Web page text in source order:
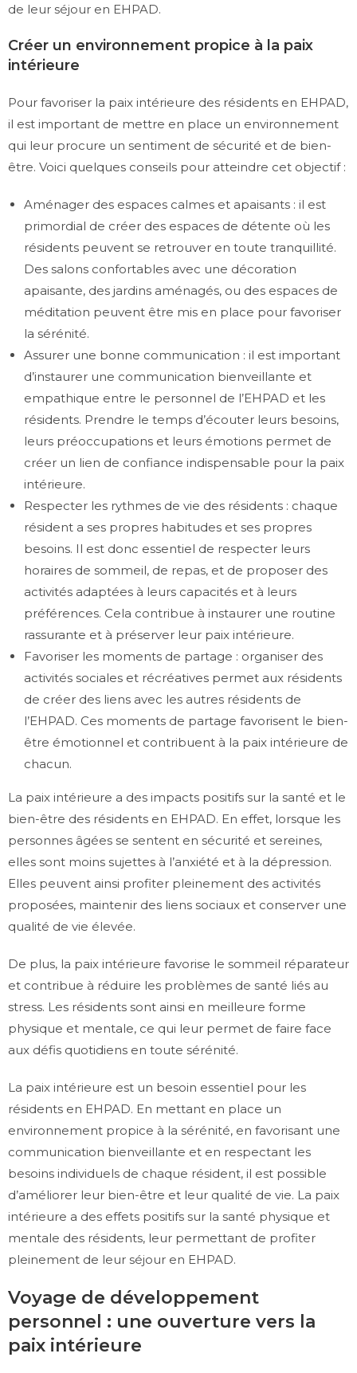
de leur séjour en EHPAD.
Créer un environnement propice à la paix
intérieure
Pour favoriser la paix intérieure des résidents en EHPAD,
il est important de mettre en place un environnement
qui leur procure un sentiment de sécurité et de bien-
être. Voici quelques conseils pour atteindre cet objectif :
Aménager des espaces calmes et apaisants : il est
primordial de créer des espaces de détente où les
résidents peuvent se retrouver en toute tranquillité.
Des salons confortables avec une décoration
apaisante, des jardins aménagés, ou des espaces de
méditation peuvent être mis en place pour favoriser
la sérénité.
Assurer une bonne communication : il est important
d’instaurer une communication bienveillante et
empathique entre le personnel de l’EHPAD et les
résidents. Prendre le temps d’écouter leurs besoins,
leurs préoccupations et leurs émotions permet de
créer un lien de confiance indispensable pour la paix
intérieure.
Respecter les rythmes de vie des résidents : chaque
résident a ses propres habitudes et ses propres
besoins. Il est donc essentiel de respecter leurs
horaires de sommeil, de repas, et de proposer des
activités adaptées à leurs capacités et à leurs
préférences. Cela contribue à instaurer une routine
rassurante et à préserver leur paix intérieure.
Favoriser les moments de partage : organiser des
activités sociales et récréatives permet aux résidents
de créer des liens avec les autres résidents de
l’EHPAD. Ces moments de partage favorisent le bien-
être émotionnel et contribuent à la paix intérieure de
chacun.
La paix intérieure a des impacts positifs sur la santé et le
bien-être des résidents en EHPAD. En effet, lorsque les
personnes âgées se sentent en sécurité et sereines,
elles sont moins sujettes à l’anxiété et à la dépression.
Elles peuvent ainsi profiter pleinement des activités
proposées, maintenir des liens sociaux et conserver une
qualité de vie élevée.
De plus, la paix intérieure favorise le sommeil réparateur
et contribue à réduire les problèmes de santé liés au
stress. Les résidents sont ainsi en meilleure forme
physique et mentale, ce qui leur permet de faire face
aux défis quotidiens en toute sérénité.
La paix intérieure est un besoin essentiel pour les
résidents en EHPAD. En mettant en place un
environnement propice à la sérénité, en favorisant une
communication bienveillante et en respectant les
besoins individuels de chaque résident, il est possible
d’améliorer leur bien-être et leur qualité de vie. La paix
intérieure a des effets positifs sur la santé physique et
mentale des résidents, leur permettant de profiter
pleinement de leur séjour en EHPAD.
Voyage de développement
personnel : une ouverture vers la
paix intérieure